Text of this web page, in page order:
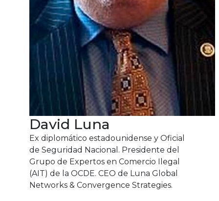
David Luna
Ex diplomático estadounidense y Oficial
de Seguridad Nacional. Presidente del
Grupo de Expertos en Comercio Ilegal
(AIT) de la OCDE. CEO de Luna Global
Networks & Convergence Strategies.